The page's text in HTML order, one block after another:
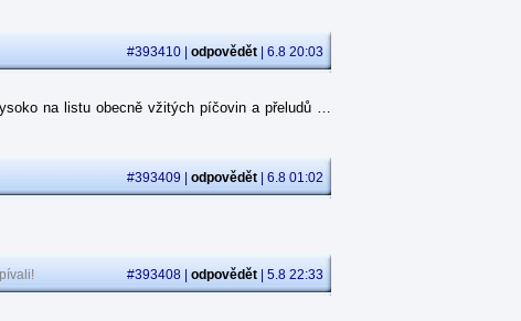
#393410 | odpovědět | 6.8 20:03
na listu obecně vžitých píčovin a přeludů …
#393409 | odpovědět | 6.8 01:02
#393408 | odpovědět | 5.8 22:33